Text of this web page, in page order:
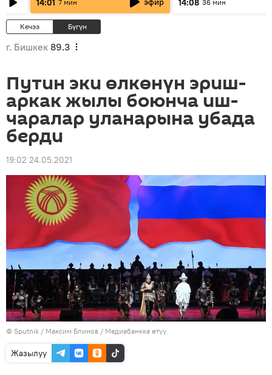
14:01 7 мин
14:08 36 мин
Кечээ Бүгүн
г. Бишкек 89.3
Путин эки өлкөнүн эриш-
аркак жылы боюнча иш-
чаралар уланарына убада
берди
19:02 24.05.2021
© Sputnik / Максим Блинов / Медиабанкка өтүү
Жазылуу